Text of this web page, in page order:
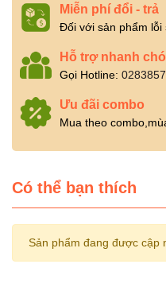
Miễn phí đổi - trả
Đối với sản phẩm lỗi
Hỗ trợ nhanh
Gọi Hotline:
Ưu đãi combo
Mua theo
Có thể bạn thích
Sản phẩm đang được cập